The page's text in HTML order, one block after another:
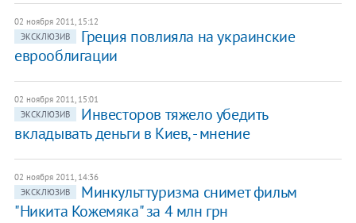
02 ноября 2011, 15:12
ЭКСКЛЮЗИВ
​Греция повлияла на украинские
еврооблигации
02 ноября 2011, 15:01
ЭКСКЛЮЗИВ
​Инвесторов тяжело убедить
вкладывать деньги в Киев, - мнение
02 ноября 2011, 14:36
ЭКСКЛЮЗИВ
​Минкульттуризма снимет фильм
"Никита Кожемяка" за 4 млн грн